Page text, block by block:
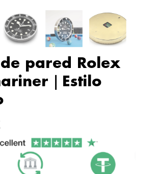
de pared Rolex
｜Estilo